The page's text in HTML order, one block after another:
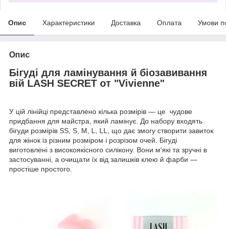
Опис Характеристики Доставка Оплата Умови
Опис
Бігуді для ламінування й біозавивання
вій LASH SECRET от "Vivienne"
У цій лінійці представлено кілька розмірів — це чудове
придбання для майстра, який ламінує. До набору входять
бігуди розмірів SS, S, M, L, LL, що дає змогу створити завиток
для жінок із різним розміром і розрізом очей. Бігуді
виготовлені з високоякісного силікону. Вони м'які та зручні в
застосуванні, а очищати їх від залишків клею й фарби —
простіше простого.